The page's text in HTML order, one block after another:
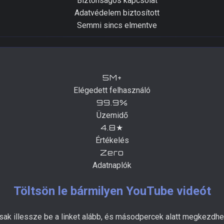
Adatvédelem biztosított
Semmi sincs elmentve
5M+
Elégedett felhasználó
99.9%
Üzemidő
4.8★
Értékelés
Zero
Adatnaplók
Töltsön le bármilyen YouTube videót
illessze be a linket alább, és másodpercek alatt